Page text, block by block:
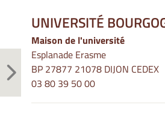
UNIVERSITÉ
Maison de l'université
Esplanade Erasme
BP 27877 21078 DIJON CEDEX
03 80 39 50 00